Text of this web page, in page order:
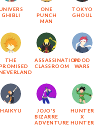
GHIBLI
ONE
PUNCH
MAN
TOKYO
GHOUL
THE
ASSASSINATION
CLASSROOM
FOOD
WARS
HAIKYU
JOJO'S
BIZARRE
ADVENTURE
HUNTER
X
HUNTER